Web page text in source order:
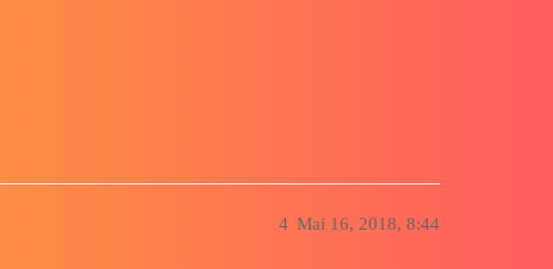
Mai 16, 2018, 8:44
4